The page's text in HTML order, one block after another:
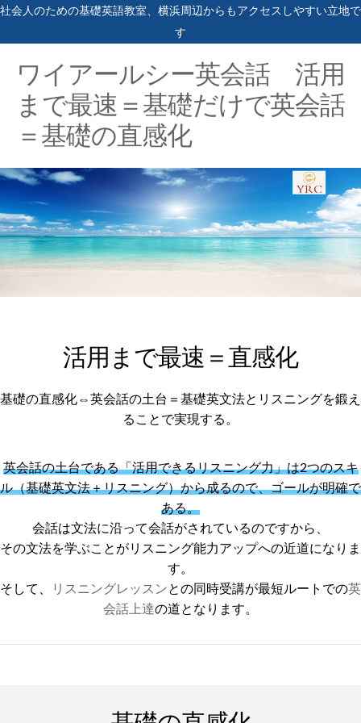
社会人のための基礎英語教室、横浜周辺からもアクセスしやすい立地で
す